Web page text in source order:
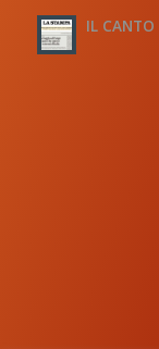
IL CANTO